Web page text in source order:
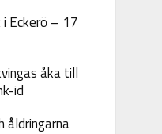
Eckerö – 17
åka till
id
åldringarna